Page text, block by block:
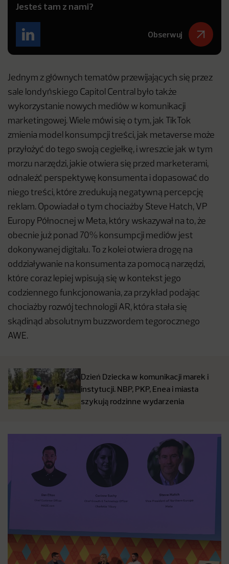
Jesteś tam z nami?
Obserwuj
Jednym z głównych tematów przewijających się przez
sale londyńskiego Capitol Central było także
wykorzystanie nowych mediów w komunikacji
marketingowej. Wiele mówi się o tym, jak TikTok
zmienia model konsumpcji treści, jak metaverse może
przyłożyć do tego swoją cegiełkę, i wreszcie jak w tym
morzu narzędzi, jakie otwiera się przed marketerami,
odnaleźć perspektywę konsumenta i dopasować do
niego treści, które zredukują negatywną percepcję
reklam. Opowiadał o tym chociażby Steve Hatch, VP
Europy Północnej w Meta, który wskazywał na to, że
obecnie już ponad 70% konsumpcji mediów jest
dokonywanej digitalu. To z kolei otwiera drogę na
oddziaływanie na konsumenta za pomocą narzędzi,
które coraz lepiej wpisują się w kontekst jego
codziennego funkcjonowania, za przykład podając
chociażby rozwój technologii AR, która stała się
skądinąd absolutnym buzzwordem tegorocznego
AWE.
Dzień Dziecka w komunikacji marek i
instytucji. NBP, PKP, Enea i miasta
szykują rodzinne wydarzenia